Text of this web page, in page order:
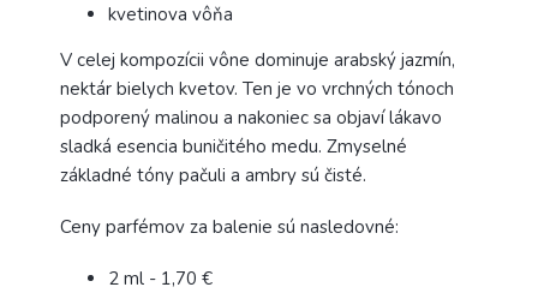
kvetinova vôňa
V celej kompozícii vône dominuje arabský jazmín,
nektár bielych kvetov. Ten je vo vrchných tónoch
podporený malinou a nakoniec sa objaví lákavo
sladká esencia buničitého medu. Zmyselné
základné tóny pačuli a ambry sú čisté.
Ceny parfémov za balenie sú nasledovné:
2 ml - 1,70 €